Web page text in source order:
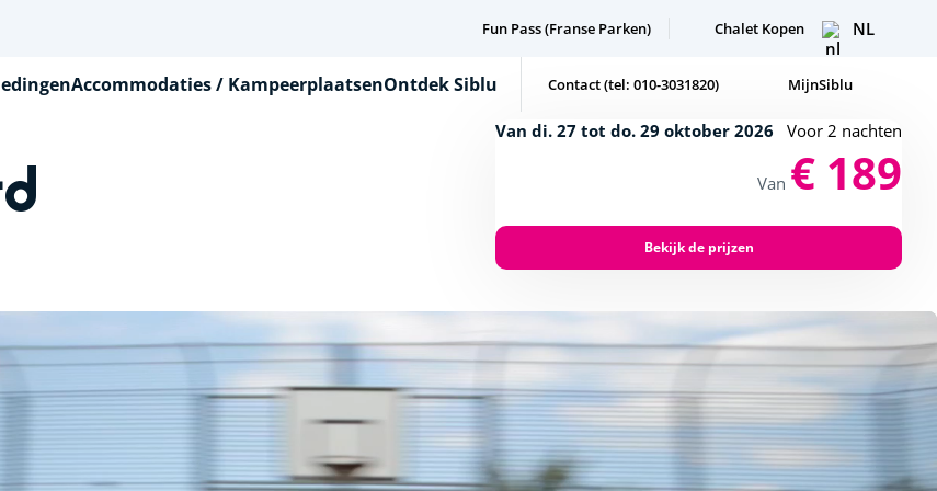
Fun Pass (Franse Parken) Chalet Kopen NL
Accommodaties / KampeerplaatsenOntdek Siblu Contact (tel: 010-3031820) MijnSiblu
Van di. 27 tot do. 29 oktober 2026 Voor 2 nachten
Van € 189
Bekijk de prijzen